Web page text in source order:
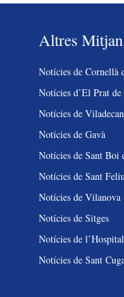
Altres
Notícies de Cornellà
Notícies d’El Prat
Notícies de
Notícies de Gavà
Notícies de Sant Boi
Notícies de Sant
Notícies de
Notícies de Sitges
Notícies de
Notícies de Sant